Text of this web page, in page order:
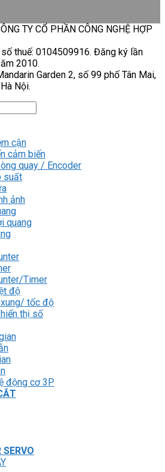
TY CỔ PHẦN CÔNG NGHỆ HỢP
thuế: 0104509916. Đăng ký lần
2010.
Garden 2, số 99 phố Tân Mai,
Nội.
cận
cảm biến
quay / Encoder
suất
ảnh
quang
Timer
độ
tốc độ
thị số
động cơ 3P
SERVO